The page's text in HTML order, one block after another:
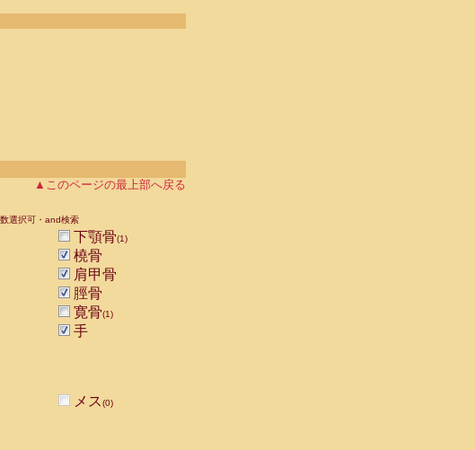
▲このページの最上部へ戻る
選択可・and検索
下顎骨(1)
橈骨
肩甲骨
脛骨
寛骨(1)
手
メス(0)